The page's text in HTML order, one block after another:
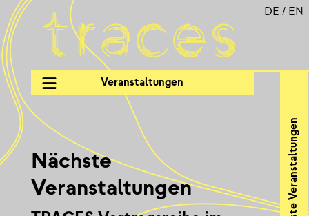
Veranstaltungen
DE / EN
Nächste
Veranstaltungen
Nächste Veranstaltungen